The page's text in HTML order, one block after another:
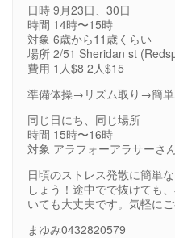
日時 9月23日、30日
時間 14時〜15時
対象 6歳から11歳くらい
場所 2/51 Sheridan st
費用 1人$8 2人$15
準備体操→リズム取り→簡単
同じ日にち、同じ場所
時間 15時〜16時
対象 アラフォーアラサーさ
日頃のストレス発散に簡単
しょう！途中でで抜けても
いても大丈夫です。気軽に
まゆみ0432820579